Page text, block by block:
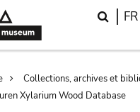
FR
Collections, archives et
Xylarium Wood Database